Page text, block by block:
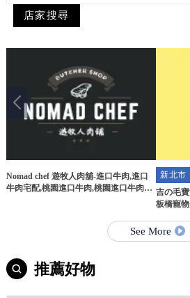
Nomad chef 遊牧人肉舖-進口牛肉,進口
牛肉宅配,桃園進口牛肉,桃園進口牛肉宅
新北市
吉の毛
板橋寵
See More
推薦好物